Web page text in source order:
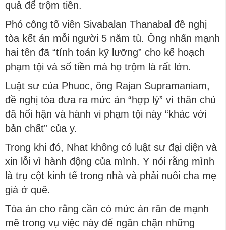
quả để trộm tiền.
Phó công tố viên Sivabalan Thanabal đề nghị
tòa kết án mỗi người 5 năm tù. Ông nhấn mạnh
hai tên đã “tính toán kỹ lưỡng” cho kế hoạch
phạm tội và số tiền mà họ trộm là rất lớn.
Luật sư của Phuoc, ông Rajan Supramaniam,
đề nghị tòa đưa ra mức án “hợp lý” vì thân chủ
đã hối hận và hành vi phạm tội này “khác với
bản chất” của y.
Trong khi đó, Nhat không có luật sư đại diện và
xin lỗi vì hành động của mình. Y nói rằng mình
là trụ cột kinh tế trong nhà và phải nuôi cha mẹ
già ở quê.
Tòa án cho rằng cần có mức án răn đe mạnh
mẽ trong vụ việc này để ngăn chặn những